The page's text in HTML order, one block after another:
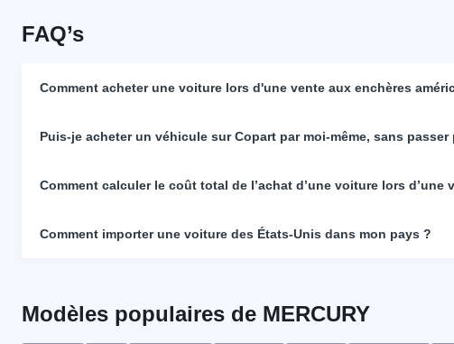
FAQ’s
Comment acheter une voiture lors d'une vente aux enchères
Puis-je acheter un véhicule sur Copart par moi-même, sans
Comment calculer le coût total de l’achat d’une voiture lors d’une
Comment importer une voiture des États-Unis dans mon pays ?
Modèles populaires de MERCURY